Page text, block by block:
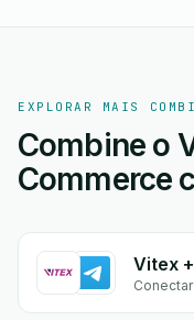
EXPLORAR MAIS
Combine o
Commerce
Vitex